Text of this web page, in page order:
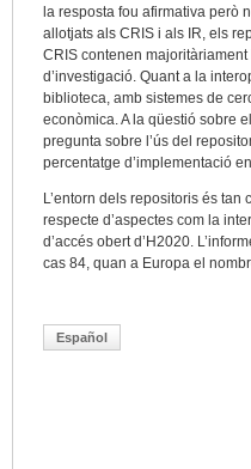
la resposta fou afirmativa però
allotjats als CRIS i als IR, els
CRIS contenen
d’investigació. Quant a la
biblioteca, amb sistemes de
econòmica. A la qüestió sobre
pregunta sobre l’ús del
percentatge d’implementació
L’entorn dels repositoris és
respecte d’aspectes com la
d’accés obert d’H2020.
cas 84, quan a Europa el
Español